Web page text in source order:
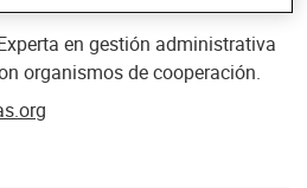
en gestión administrativa
organismos de cooperación.